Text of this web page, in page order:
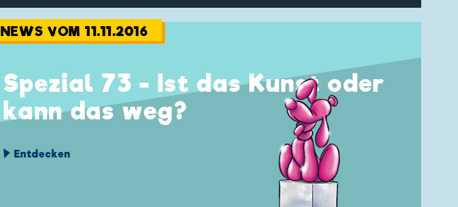
NEWS VOM 11.11.2016
Spezial 73 - Ist das Kunst oder
kann das weg?
Entdecken